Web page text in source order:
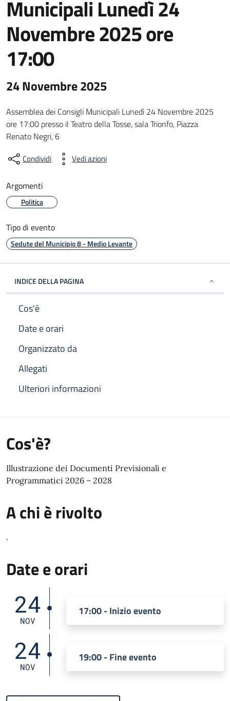
Municipali Lunedì 24
Novembre 2025 ore
17:00
24 Novembre 2025
Assemblea dei Consigli Municipali Lunedì 24 Novembre 2025
ore 17:00 presso il Teatro della Tosse, sala Trionfo, Piazza
Renato Negri, 6
Condividi Vedi azioni
Argomenti
Politica
Tipo di evento
Sedute del Municipio 8 - Medio Levante
INDICE DELLA PAGINA
Cos'è
Date e orari
Organizzato da
Allegati
Ulteriori informazioni
Cos'è?
Illustrazione dei Documenti Previsionali e
Programmatici 2026 – 2028
A chi è rivolto
.
Date e orari
24
NOV
17:00 - Inizio evento
24
NOV
19:00 - Fine evento